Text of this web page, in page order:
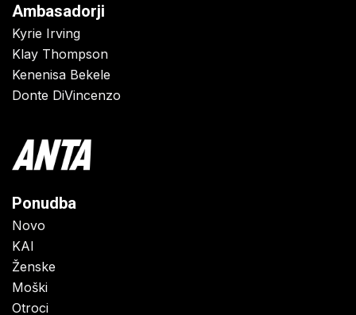
Ambasadorji
Kyrie Irving
Klay Thompson
Kenenisa Bekele
Donte DiVincenzo
Ponudba
Novo
KAI
Ženske
Moški
Otroci